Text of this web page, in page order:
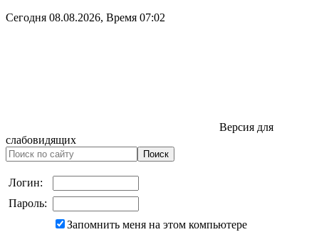
Сегодня 08.08.2026, Время 07:02
Версия для
слабовидящих
Логин:
Пароль:
Запомнить меня на этом компьютере